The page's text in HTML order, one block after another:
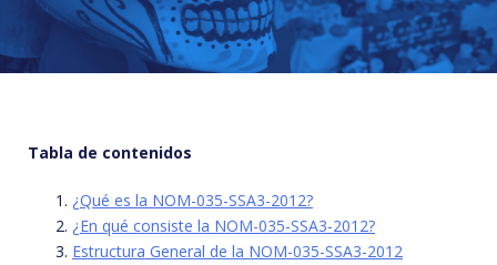
Tabla de contenidos
¿Qué es la NOM-035-SSA3-2012?
¿En qué consiste la NOM-035-SSA3-2012?
Estructura General de la NOM-035-SSA3-2012